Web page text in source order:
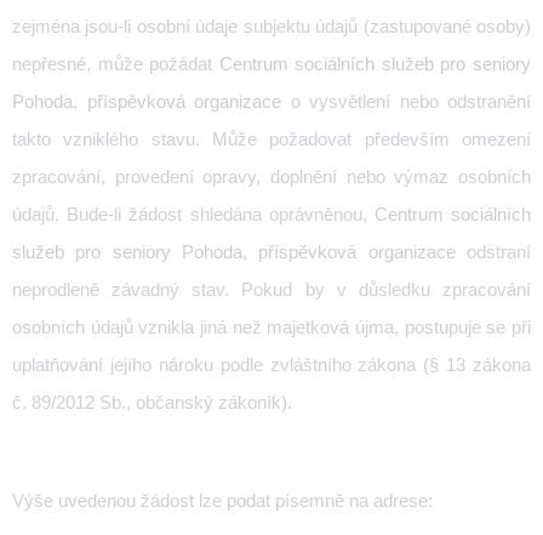
zejména jsou-li osobní údaje subjektu údajů (zastupované osoby)
nepřesné, může požádat Centrum sociálních služeb pro seniory
Pohoda, příspěvková organizace o vysvětlení nebo odstranění
takto vzniklého stavu. Může požadovat především omezení
zpracování, provedení opravy, doplnění nebo výmaz osobních
údajů. Bude-li žádost shledána oprávněnou, Centrum sociálních
služeb pro seniory Pohoda, příspěvková organizaceodstraní
neprodleně závadný stav. Pokud by v důsledku zpracování
osobních údajů vznikla jiná než majetková újma, postupuje se při
uplatňování jejího nároku podle zvláštního zákona (§ 13 zákona
č. 89/2012 Sb., občanský zákoník).
Výše uvedenou žádost lze podat písemně na adrese: